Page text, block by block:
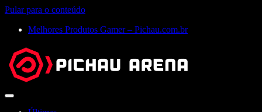
Pular para o conteúdo
Melhores Produtos Gamer – Pichau.com.br
Abrir